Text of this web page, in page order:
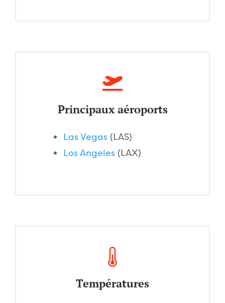
Principaux aéroports
Las Vegas (LAS)
Los Angeles (LAX)
Températures